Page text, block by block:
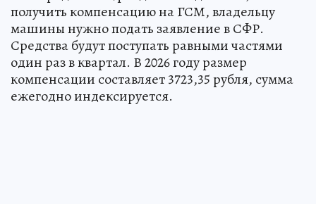
получить компенсацию на ГСМ, владельцу
машины нужно подать заявление в СФР.
Средства будут поступать равными частями
один раз в квартал. В 2026 году размер
компенсации составляет 3723,35 рубля, сумма
ежегодно индексируется.